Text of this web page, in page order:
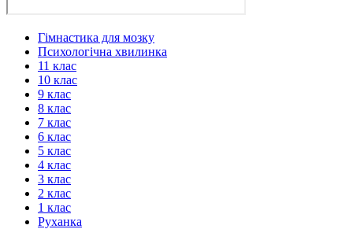
Гімнастика для мозку
Психологічна хвилинка
11 клас
10 клас
9 клас
8 клас
7 клас
6 клас
5 клас
4 клас
3 клас
2 клас
1 клас
Руханка